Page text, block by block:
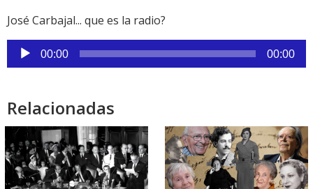
José Carbajal... que es la radio?
Reproductor
de
00:00 00:00
Relacionadas